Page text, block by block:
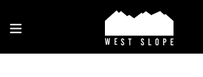
directamente